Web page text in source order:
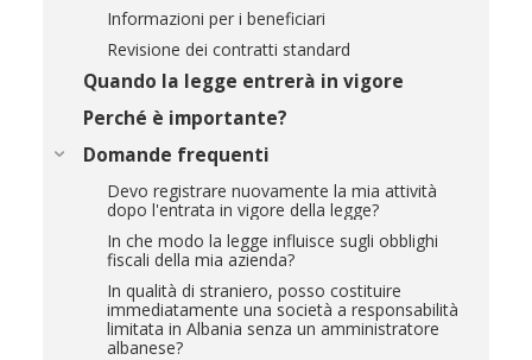
Informazioni per i beneficiari
Revisione dei contratti standard
Quando la legge entrerà in vigore
Perché è importante?
Domande frequenti
Devo registrare nuovamente la mia attività
dopo l'entrata in vigore della legge?
In che modo la legge influisce sugli obblighi
fiscali della mia azienda?
In qualità di straniero, posso costituire
immediatamente una società a responsabilità
limitata in Albania senza un amministratore
albanese?